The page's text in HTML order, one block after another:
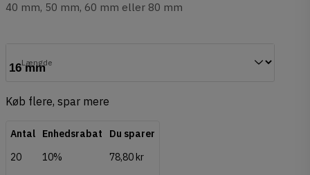
40 mm, 50 mm, 60 mm eller 80 mm
Længde
Køb flere, spar mere
Antal Enhedsrabat
Du sparer
20
10%
78,80 kr